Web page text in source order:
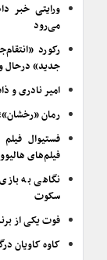
ورایتی خبر
می‌رود
رکورد
جدید» درحال
امیر نادری و
رمان
فیلم‌های
نگاهی به
سکوت
فوت یکی از
کاوه کاویان